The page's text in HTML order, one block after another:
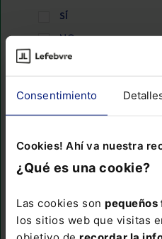
Consentimiento
Cookies! Ahí va nuestra
¿Qué es una cookie?
Las cookies son
los sitios web que visitas
SÍ
NO